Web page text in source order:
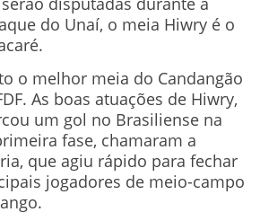
do Unaí, o meia Hiwry é o
o melhor meia do Candangão
As boas atuações de Hiwry,
um gol no Brasiliense na
fase, chamaram a
que agiu rápido para fechar
jogadores de meio-campo